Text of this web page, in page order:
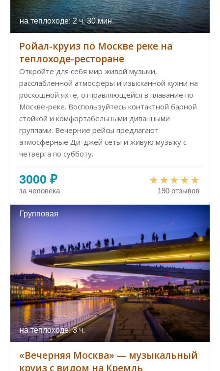
на теплоходе: 2 ч. 30 мин.
Ройал-круиз по Москве реке на
теплоходе-ресторане
Откройте для себя мир живой музыки,
расслабленной атмосферы и изысканной кухни на
роскошной яхте, отправляющейся в плавание по
Москве-реке. Воспользуйтесь контактной барной
стойкой и комфортабельными диванными
группами. Вечерние рейсы предлагают
атмосферные Ди-джей сеты и живую музыку с
четверга по субботу.
3000 ₽
за человека 190 отзывов
Групповая
на теплоходе: 3 ч.
«Вечерняя Москва» — музыкальный
круиз с видом на Кремль